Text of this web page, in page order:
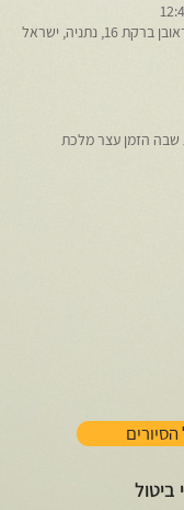
נתניה, ישראל
שבה הזמן עצר מלכת
ביטול